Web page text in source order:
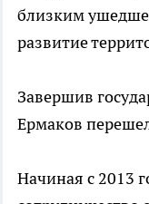
близким
развитие
Завершив
Ермаков
Начиная с 2013